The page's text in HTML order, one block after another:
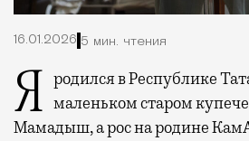
16.01.2026 5 мин. чтения
Я родился в Республике Татарстан, в маленьком старом
Мамадыш, а рос на родине